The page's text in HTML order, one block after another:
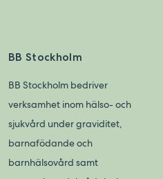
BB Stockholm
BB Stockholm bedriver
verksamhet inom hälso- och
sjukvård under graviditet,
barnafödande och
barnhälsovård samt